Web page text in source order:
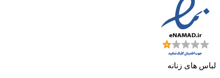
لباس های زنانه